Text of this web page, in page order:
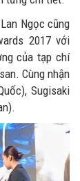
Ngọc cũng
2017 với
của tạp chí
Cùng nhận
Sugisaki